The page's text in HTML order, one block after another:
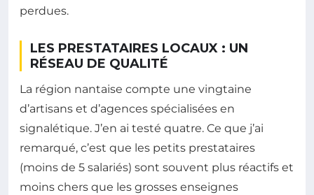
perdues.
LES PRESTATAIRES LOCAUX : UN
RÉSEAU DE QUALITÉ
La région nantaise compte une vingtaine
d’artisans et d’agences spécialisées en
signalétique. J’en ai testé quatre. Ce que j’ai
remarqué, c’est que les petits prestataires
(moins de 5 salariés) sont souvent plus réactifs et
moins chers que les grosses enseignes